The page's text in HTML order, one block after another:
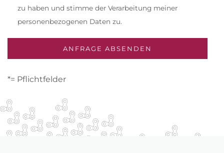
zu haben und stimme der Verarbeitung meiner
personenbezogenen Daten zu.
*= Pflichtfelder